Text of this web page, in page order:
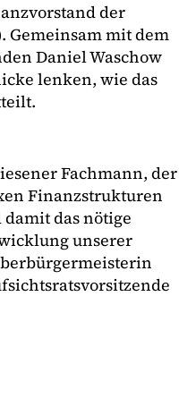
der
Gemeinsam mit dem
Daniel Waschow
lenken, wie das
Fachmann, der
Finanzstrukturen
das nötige
unserer